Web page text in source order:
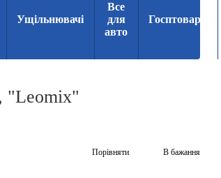
Ущільнювачі
Все
для
авто
Госптовари
"Leomix"
Порівняти В бажання